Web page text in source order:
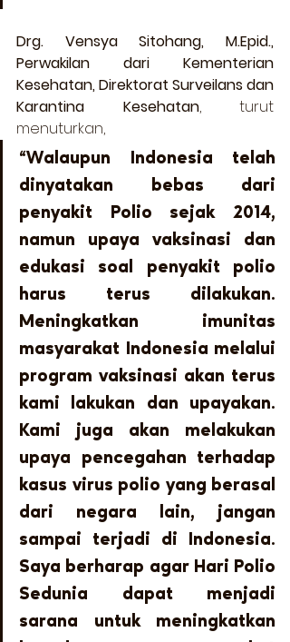
Drg. Vensya Sitohang, M.Epid.,
Perwakilan dari Kementerian
Kesehatan, Direktorat Surveilans dan
Karantina Kesehatan, turut
menuturkan,
“Walaupun Indonesia telah
dinyatakan bebas dari
penyakit Polio sejak 2014,
namun upaya vaksinasi dan
edukasi soal penyakit polio
harus terus dilakukan.
Meningkatkan imunitas
masyarakat Indonesia melalui
program vaksinasi akan terus
kami lakukan dan upayakan.
Kami juga akan melakukan
upaya pencegahan terhadap
kasus virus polio yang berasal
dari negara lain, jangan
sampai terjadi di Indonesia.
Saya berharap agar Hari Polio
Sedunia dapat menjadi
sarana untuk meningkatkan